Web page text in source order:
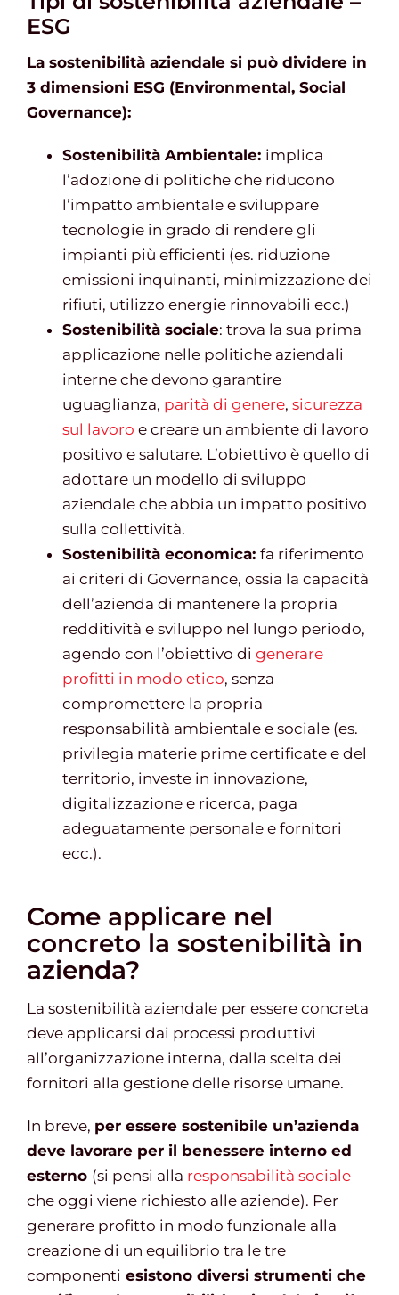
ESG
La sostenibilità aziendale si può dividere in
3 dimensioni ESG (Environmental, Social
Governance):
Sostenibilità Ambientale: implica
l’adozione di politiche che riducono
l’impatto ambientale e sviluppare
tecnologie in grado di rendere gli
impianti più efficienti (es. riduzione
emissioni inquinanti, minimizzazione dei
rifiuti, utilizzo energie rinnovabili ecc.)
Sostenibilità sociale: trova la sua prima
applicazione nelle politiche aziendali
interne che devono garantire
uguaglianza, parità di genere, sicurezza
sul lavoro e creare un ambiente di lavoro
positivo e salutare. L’obiettivo è quello di
adottare un modello di sviluppo
aziendale che abbia un impatto positivo
sulla collettività.
Sostenibilità economica: fa riferimento
ai criteri di Governance, ossia la capacità
dell’azienda di mantenere la propria
redditività e sviluppo nel lungo periodo,
agendo con l’obiettivo di generare
profitti in modo etico, senza
compromettere la propria
responsabilità ambientale e sociale (es.
privilegia materie prime certificate e del
territorio, investe in innovazione,
digitalizzazione e ricerca, paga
adeguatamente personale e fornitori
ecc.).
Come applicare nel
concreto la sostenibilità in
azienda?
La sostenibilità aziendale per essere concreta
deve applicarsi dai processi produttivi
all’organizzazione interna, dalla scelta dei
fornitori alla gestione delle risorse umane.
In breve, per essere sostenibile un’azienda
deve lavorare per il benessere interno ed
esterno (si pensi alla responsabilità sociale
che oggi viene richiesto alle aziende). Per
generare profitto in modo funzionale alla
creazione di un equilibrio tra le tre
componenti esistono diversi strumenti che